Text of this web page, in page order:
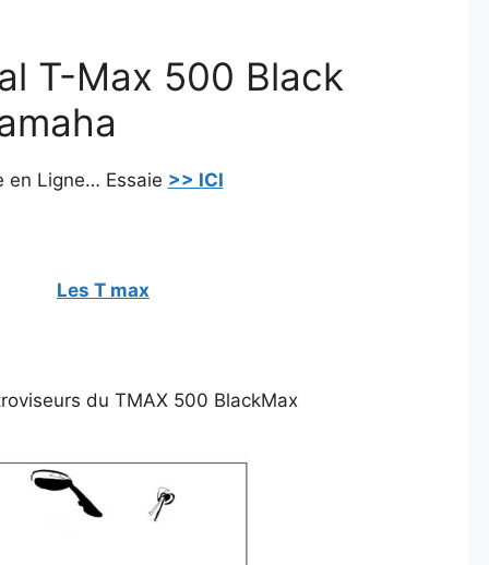
T-Max 500 Black
en Ligne… Essaie >> ICI
Les T max
du TMAX 500 BlackMax